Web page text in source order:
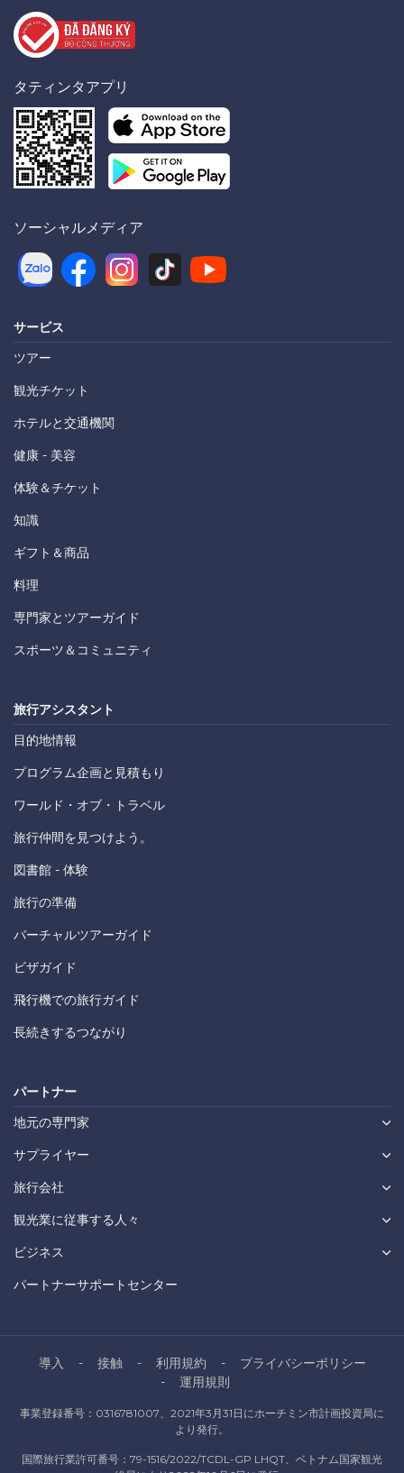
タティンタアプリ
ソーシャルメディア
サービス
ツアー
観光チケット
ホテルと交通機関
健康 - 美容
体験＆チケット
知識
ギフト＆商品
料理
専門家とツアーガイド
スポーツ＆コミュニティ
旅行アシスタント
目的地情報
プログラム企画と見積もり
ワールド・オブ・トラベル
旅行仲間を見つけよう。
図書館 - 体験
旅行の準備
バーチャルツアーガイド
ビザガイド
飛行機での旅行ガイド
長続きするつながり
パートナー
地元の専門家
サプライヤー
旅行会社
観光業に従事する人々
ビジネス
パートナーサポートセンター
導入 接触 利用規約
プライバシーポリシー
運用規則
事業登録番号：0316781007、2021年3月31日にホーチミン市計画投資局に
より発行。
国際旅行業許可番号：79-1516/2022/TCDL-GP LHQT、ベトナム国家観光